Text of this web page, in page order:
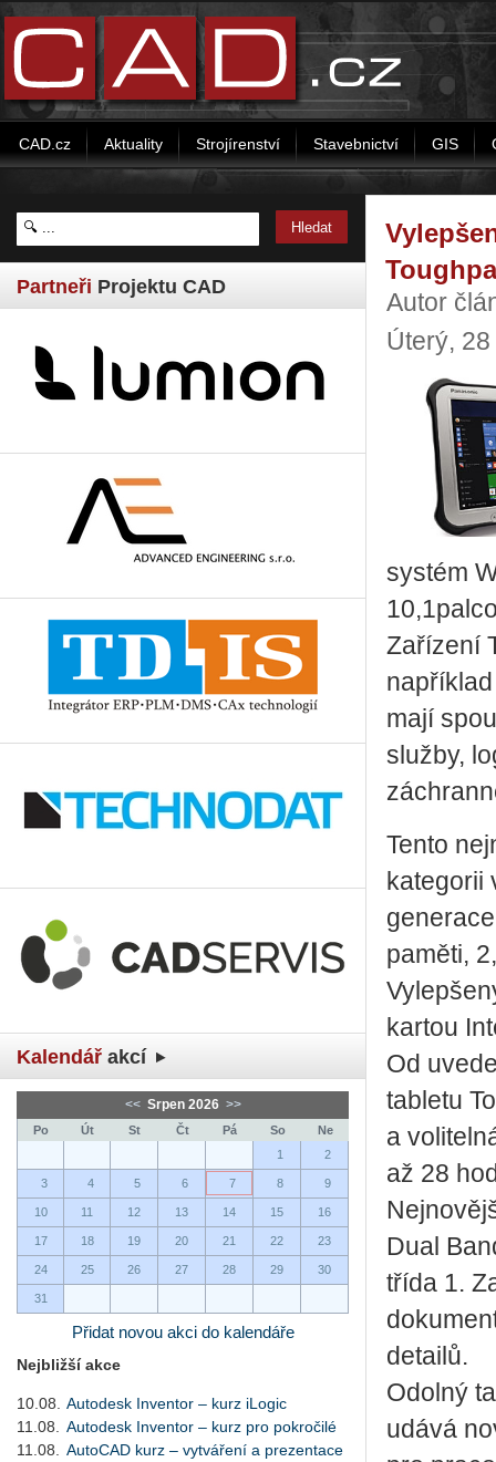
CAD.cz Aktuality Strojírenství Stavebnictví GIS
Partneři Projektu CAD
Kalendář akcí
<< Srpen 2026 >>
Po Út St Čt Pá So
Ne
1
2
3 4 5 6 7 8 9
10 11 12 13 14 15 16
17 18 19 20 21 22 23
24 25 26 27 28 29 30
31
Přidat novou akci do kalendáře
Nejbližší akce
10.08.
Autodesk Inventor – kurz iLogic
11.08.
Autodesk Inventor – kurz pro pokročilé
11.08.
AutoCAD kurz – vytváření a prezentace
Autor
Úterý,
systém
Zařízení
mají
služby,
Tento
kategorii
paměti,
kartou
Od
tabletu
a
až 28
Dual
třída 1.
detailů.
Odolný
udává